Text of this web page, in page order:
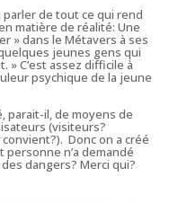
de tout ce qui rend
matière de réalité: Une
» dans le Métavers à ses
jeunes gens qui
» C’est assez difficile à
psychique de la jeune
parait-il, de moyens de
(visiteurs?
Donc on a créé
n’a demandé
dangers? Merci qui?